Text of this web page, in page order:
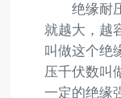
绝缘耐压
就越大，越
叫做这个绝
压千伏数叫
一定的绝缘